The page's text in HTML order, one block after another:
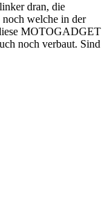
dran, die
welche in der
MOTOGADGET
noch verbaut. Sind